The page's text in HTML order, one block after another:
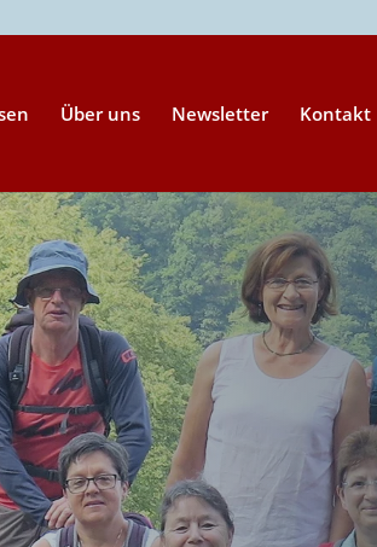
Über uns Newsletter Kontakt